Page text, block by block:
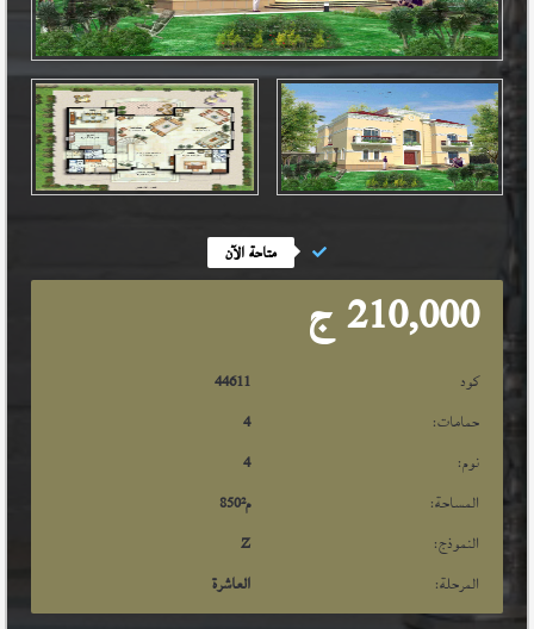
متاحة الآن
210,000 ج
كود
44611
حمامات:
4
نوم:
4
المساحة:
850م²
النموذج:
Z
المرحلة:
العاشرة